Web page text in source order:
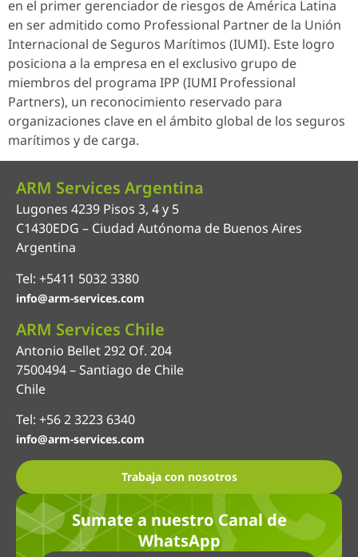
en el primer gerenciador de riesgos de América Latina
en ser admitido como Professional Partner de la Unión
Internacional de Seguros Marítimos (IUMI). Este logro
posiciona a la empresa en el exclusivo grupo de
miembros del programa IPP (IUMI Professional
Partners), un reconocimiento reservado para
organizaciones clave en el ámbito global de los seguros
marítimos y de carga.
ARM Services Argentina
Lugones 4239 Pisos 3, 4 y 5
C1430EDG – Ciudad Autónoma de Buenos Aires
Argentina
Tel: +5411 5032 3380
info@arm-services.com
ARM Services Chile
Antonio Bellet 292 Of. 204
7500494 – Santiago de Chile
Chile
Tel: +56 2 3223 6340
info@arm-services.com
Trabaja con nosotros
Sumate a nuestro Canal de
WhatsApp